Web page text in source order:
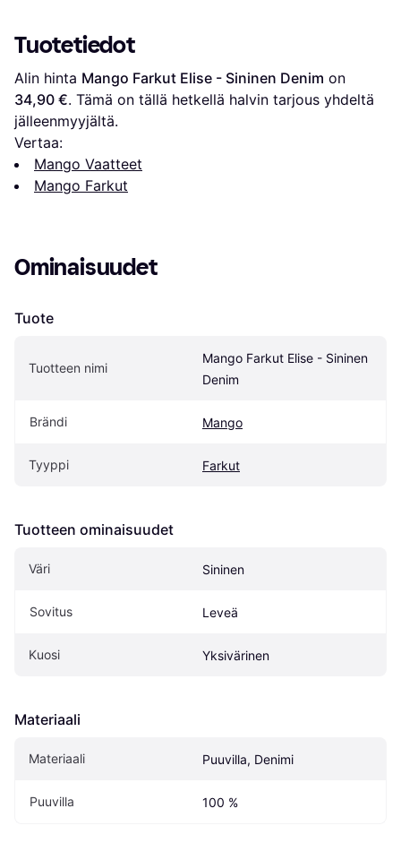
Tuotetiedot
Alin hinta Mango Farkut Elise - Sininen Denim
34,90 €. Tämä on tällä hetkellä halvin tarjous yhdeltä
jälleenmyyjältä.
Vertaa:
Mango Vaatteet
Mango Farkut
Ominaisuudet
Tuote
Tuotteen nimi
Mango Farkut Elise - Sininen
Denim
Brändi Mango
Tyyppi Farkut
Tuotteen ominaisuudet
Väri Sininen
Sovitus Leveä
Kuosi Yksivärinen
Materiaali
Materiaali Puuvilla, Denimi
Puuvilla 100 %